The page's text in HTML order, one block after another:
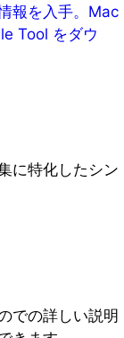
報を入手。Mac
Tool をダウ
に特化したシン
での詳しい説明